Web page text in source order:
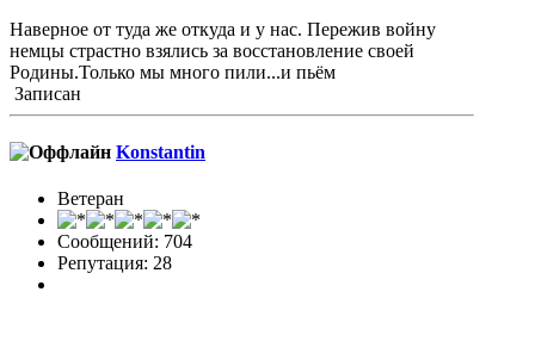
Наверное от туда же откуда и у нас. Пережив войну
немцы страстно взялись за восстановление своей
Родины.Только мы много пили...и пьём
Записан
Konstantin
Ветеран
Сообщений: 704
Репутация: 28